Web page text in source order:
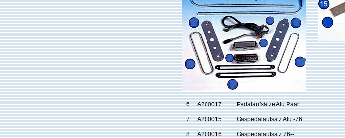
6 A200017 Pedalaufsätze Alu Paar
7 A200015 Gaspedalaufsatz Alu -76
8 A200016 Gaspedalaufsatz 76--